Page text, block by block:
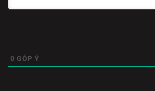
và hy vọng tình yêu đích thực có thể vượt
0 GÓP Ý